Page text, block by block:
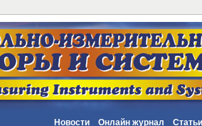
Новости Онлайн журнал Статьи